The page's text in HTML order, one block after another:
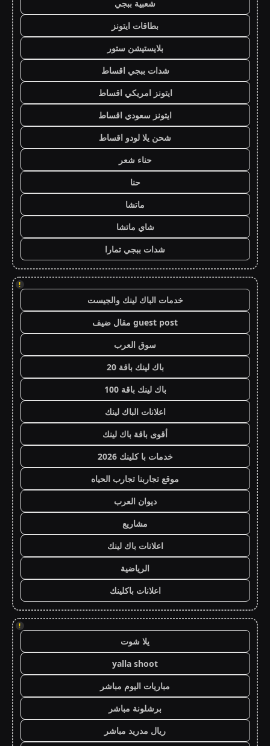
شعبية ببجي
بطاقات ايتونز
بلايستيشن ستور
شدات ببجي اقساط
ايتونز امريكي اقساط
ايتونز سعودي اقساط
شحن يلا لودو اقساط
حناء شعر
حنا
ماتشا
شاي ماتشا
شدات ببجي تمارا
!
خدمات الباك لينك والجيست
guest post مقال ضيف
سوق العرب
باك لينك باقة 20
باك لينك باقة 100
اعلانات الباك لينك
أقوى باقة باك لينك
خدمات با كلينك 2026
موقع تجاربنا تجارب الحياه
ديوان العرب
مشاريع
اعلانات باك لينك
الرياضية
اعلانات باكلينك
!
يلا شوت
yalla shoot
مباريات اليوم مباشر
برشلونة مباشر
ريال مدريد مباشر